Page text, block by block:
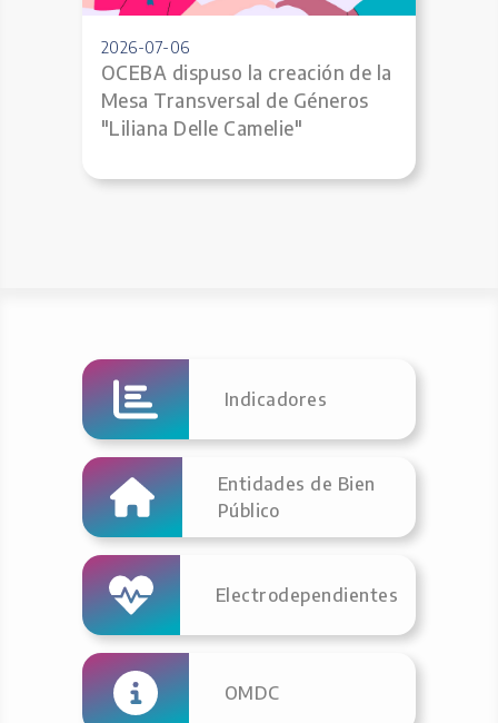
2026-07-06
OCEBA dispuso la creación de la
Mesa Transversal de Géneros
"Liliana Delle Camelie"
Indicadores
Entidades de Bien
Público
Electrodependientes
OMDC